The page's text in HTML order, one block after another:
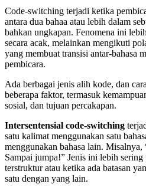
Code-switching terjadi ketika
antara dua bahaa atau lebih dalam
bahkan ungkapan. Fenomena ini
secara acak, melainkan mengikuti
yang membuat transisi antar-bahasa
pembicara.
Ada berbagai jenis alih kode, dan
beberapa faktor, termasuk
sosial, dan tujuan percakapan.
Intersentensial code-switching
satu kalimat menggunakan satu
menggunakan bahasa lain. Misalnya,
Sampai jumpa!” Jenis ini lebih
terstruktur atau ketika ada batasan
satu dengan yang lain.